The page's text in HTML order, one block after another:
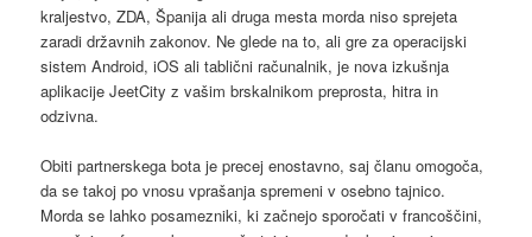
kraljestvo, ZDA, Španija ali druga mesta morda niso sprejeta
zaradi državnih zakonov. Ne glede na to, ali gre za operacijski
sistem Android, iOS ali tablični računalnik, je nova izkušnja
aplikacije JeetCity z vašim brskalnikom preprosta, hitra in
odzivna.
Obiti partnerskega bota je precej enostavno, saj članu omogoča,
da se takoj po vnosu vprašanja spremeni v osebno tajnico.
Morda se lahko posamezniki, ki začnejo sporočati v francoščini,